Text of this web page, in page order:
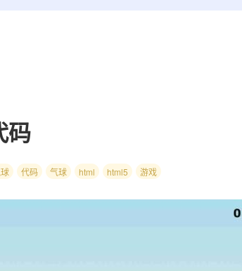
码
代码 气球 html html5 游戏